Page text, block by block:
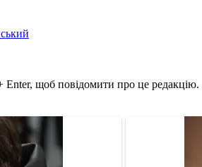
Enter, щоб повідомити про це редакцію.